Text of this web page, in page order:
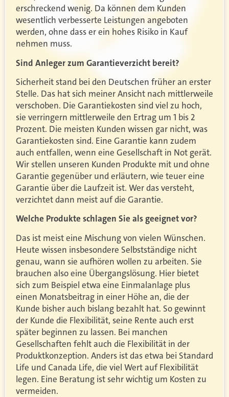
erschreckend wenig. Da können dem Kunden
wesentlich verbesserte Leistungen angeboten
werden, ohne dass er ein hohes Risiko in Kauf
nehmen muss.
Sind Anleger zum Garantieverzicht bereit?
Sicherheit stand bei den Deutschen früher an erster
Stelle. Das hat sich meiner Ansicht nach mittlerweile
verschoben. Die Garantiekosten sind viel zu hoch,
sie verringern mittlerweile den Ertrag um 1 bis 2
Prozent. Die meisten Kunden wissen gar nicht, was
Garantiekosten sind. Eine Garantie kann zudem
auch entfallen, wenn eine Gesellschaft in Not gerät.
Wir stellen unseren Kunden Produkte mit und ohne
Garantie gegenüber und erläutern, wie teuer eine
Garantie über die Laufzeit ist. Wer das versteht,
verzichtet dann meist auf die Garantie.
Welche Produkte schlagen Sie als geeignet vor?
Das ist meist eine Mischung von vielen Wünschen.
Heute wissen insbesondere Selbstständige nicht
genau, wann sie aufhören wollen zu arbeiten. Sie
brauchen also eine Übergangslösung. Hier bietet
sich zum Beispiel etwa eine Einmalanlage plus
einen Monatsbeitrag in einer Höhe an, die der
Kunde bisher auch bislang bezahlt hat. So gewinnt
der Kunde die Flexibilität, seine Rente auch erst
später beginnen zu lassen. Bei manchen
Gesellschaften fehlt auch die Flexibilität in der
Produktkonzeption. Anders ist das etwa bei Standard
Life und Canada Life, die viel Wert auf Flexibilität
legen. Eine Beratung ist sehr wichtig um Kosten zu
vermeiden.